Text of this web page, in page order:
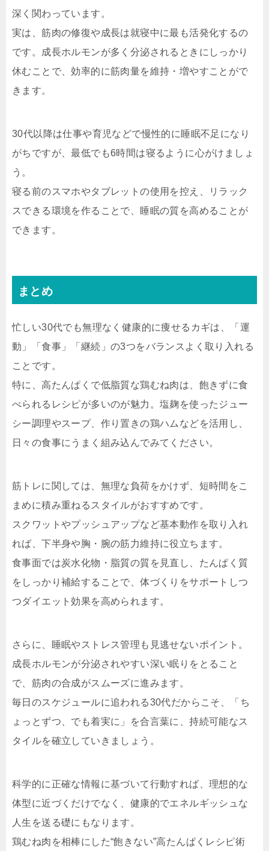
深く関わっています。
実は、筋肉の修復や成長は就寝中に最も活発化するの
です。成長ホルモンが多く分泌されるときにしっかり
休むことで、効率的に筋肉量を維持・増やすことがで
きます。
30代以降は仕事や育児などで慢性的に睡眠不足になり
がちですが、最低でも6時間は寝るように心がけましょ
う。
寝る前のスマホやタブレットの使用を控え、リラック
スできる環境を作ることで、睡眠の質を高めることが
できます。
まとめ
忙しい30代でも無理なく健康的に痩せるカギは、「運
動」「食事」「継続」の3つをバランスよく取り入れる
ことです。
特に、高たんぱくで低脂質な鶏むね肉は、飽きずに食
べられるレシピが多いのが魅力。塩麹を使ったジュー
シー調理やスープ、作り置きの鶏ハムなどを活用し、
日々の食事にうまく組み込んでみてください。
筋トレに関しては、無理な負荷をかけず、短時間をこ
まめに積み重ねるスタイルがおすすめです。
スクワットやプッシュアップなど基本動作を取り入れ
れば、下半身や胸・腕の筋力維持に役立ちます。
食事面では炭水化物・脂質の質を見直し、たんぱく質
をしっかり補給することで、体づくりをサポートしつ
つダイエット効果を高められます。
さらに、睡眠やストレス管理も見逃せないポイント。
成長ホルモンが分泌されやすい深い眠りをとること
で、筋肉の合成がスムーズに進みます。
毎日のスケジュールに追われる30代だからこそ、「ち
ょっとずつ、でも着実に」を合言葉に、持続可能なス
タイルを確立していきましょう。
科学的に正確な情報に基づいて行動すれば、理想的な
体型に近づくだけでなく、健康的でエネルギッシュな
人生を送る礎にもなります。
鶏むね肉を相棒にした“飽きない”高たんぱくレシピ術